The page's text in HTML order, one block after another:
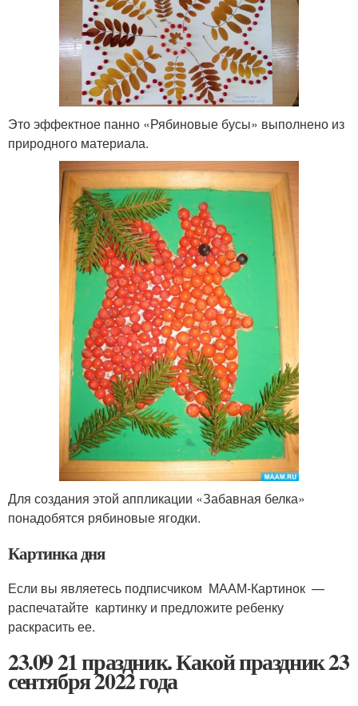
Это эффектное панно «Рябиновые бусы» выполнено из
природного материала.
Для создания этой аппликации «Забавная белка»
понадобятся рябиновые ягодки.
Картинка дня
Если вы являетесь подписчиком МААМ-Картинок —
распечатайте картинку и предложите ребенку
раскрасить ее.
23.09 21 праздник. Какой праздник 23
сентября 2022 года